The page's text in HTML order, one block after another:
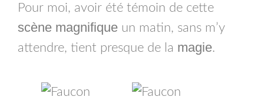
Pour moi, avoir été témoin de cette
scène magnifique un matin, sans m’y
attendre, tient presque de la magie.